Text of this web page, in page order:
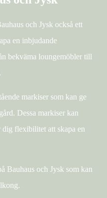
och Jysk också ett
en inbjudande
bekväma loungemöbler till
markiser som kan ge
Dessa markiser kan
dig flexibilitet att skapa en
Bauhaus och Jysk som kan